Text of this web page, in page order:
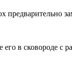
предварительно
в сковороде с